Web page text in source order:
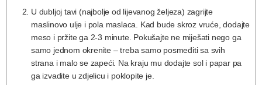
U dubljoj tavi (najbolje od lijevanog željeza) zagrijte
maslinovo ulje i pola maslaca. Kad bude skroz vruće, dodajte
meso i pržite ga 2-3 minute. Pokušajte ne miješati nego ga
samo jednom okrenite – treba samo posmeđiti sa svih
strana i malo se zapeći. Na kraju mu dodajte sol i papar pa
ga izvadite u zdjelicu i poklopite je.